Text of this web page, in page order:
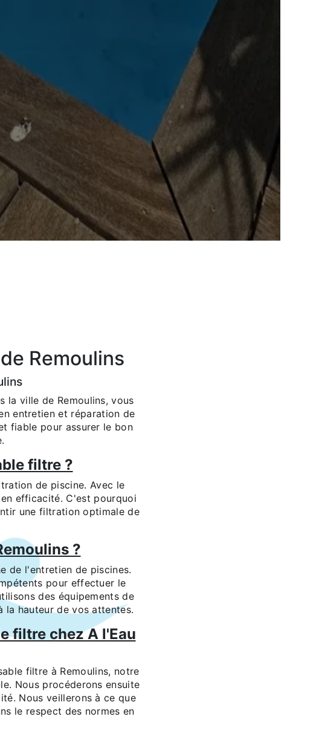
Remoulins
la ville de Remoulins, vous
entretien et réparation de
fiable pour assurer le bon
filtre ?
de piscine. Avec le
efficacité. C'est pourquoi
une filtration optimale de
?
de l'entretien de piscines.
pour effectuer le
des équipements de
la hauteur de vos attentes.
filtre chez A l'Eau
filtre à Remoulins, notre
Nous procéderons ensuite
Nous veillerons à ce que
le respect des normes en